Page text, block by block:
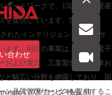
ネットワークで、15以上の主要産
提供しています。世界中に
れたインテリジェントなフルサ
ます。同社の事業は、繊維、電子
および電力、工業製造、機関車お
ど幅広い分野を網羅しており、国
ン品質管理サービスを提供するこ
合わせ
©2026ヨシダ 検品All